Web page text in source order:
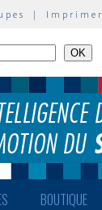
| Imprimer
BOUTIQUE